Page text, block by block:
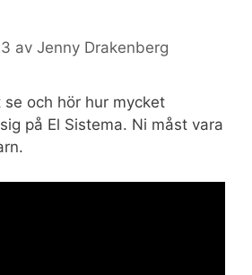
CC92-4B15-A185-
F82A-412D-8FAA-
DFA9-4B23-A491-
1CC7-4D90-B60F-
CE11-4246-9033-
E691-4847-BF89-
B514-44CF-94E9-
22B4-4773-9349-
7B4C-4AAE-9011-
av Jenny Drakenberg
och hör hur mycket
på El Sistema. Ni måst vara